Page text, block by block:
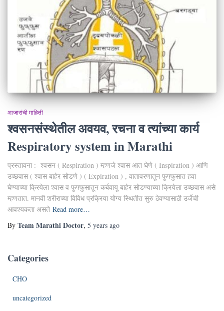
आजारांची माहिती
श्वसनसंस्थेतील अवयव, रचना व त्यांच्या कार्य
Respiratory system in Marathi
प्रस्तावना :- श्वसन ( Respiration ) म्हणजे श्वास आत घेणे ( Inspiration ) आणि
उच्छवास ( श्वास बाहेर सोडणे ) ( Expiration ) , वातावरणातून फुफ्फुसात हवा
घेण्याच्या क्रियेला श्वास व फुफ्फुसातून कर्बवायू बाहेर सोडण्याच्या क्रियेला उच्छवास असे
म्हणतात. मानवी शरीराच्या विविध प्रक्रिया योग्य स्थितीत सुरु ठेवण्यासाठी उर्जेची
आवश्यकता असते Read more…
By Team Marathi Doctor, 5 years ago
Categories
CHO
uncategorized